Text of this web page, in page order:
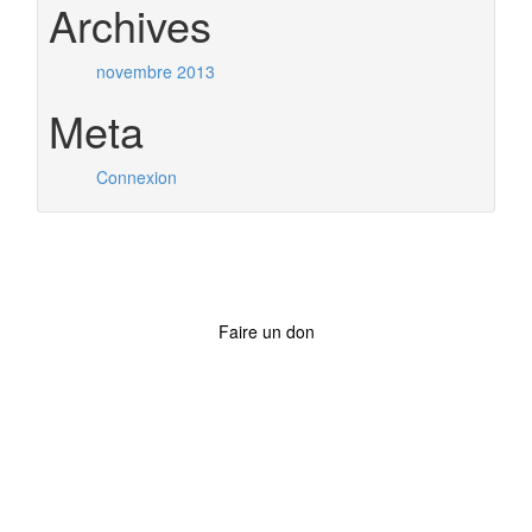
Archives
novembre 2013
Meta
Connexion
Faire un don